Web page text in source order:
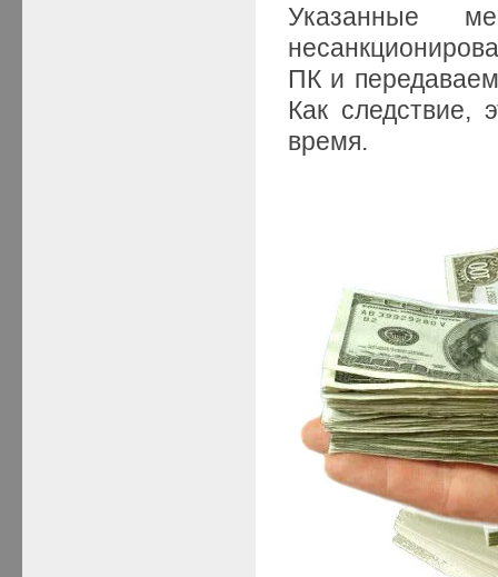
Указанные
ПК и
Как следствие,
время.